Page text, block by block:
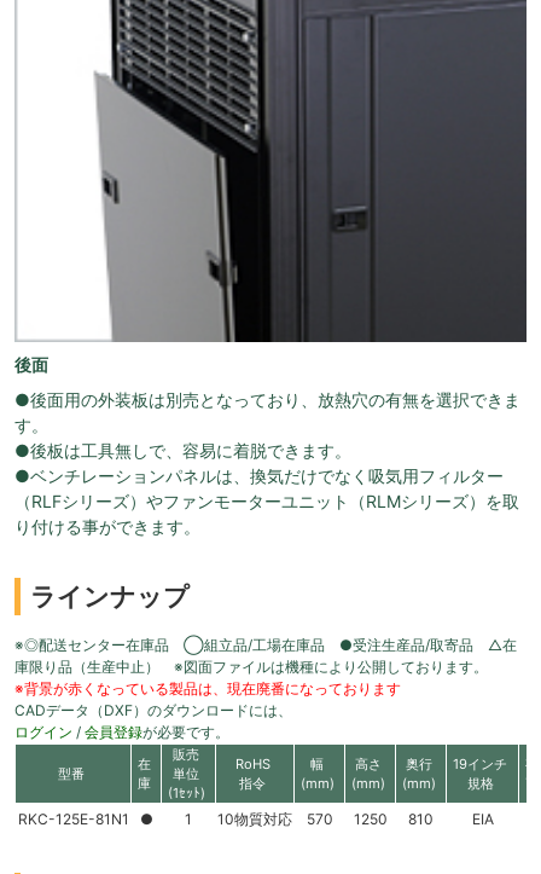
後面
●後面用の外装板は別売となっており、放熱穴の有無を選択できま
す。
●後板は工具無しで、容易に着脱できます。
●ベンチレーションパネルは、換気だけでなく吸気用フィルター
（RLFシリーズ）やファンモーターユニット（RLMシリーズ）を取
り付ける事ができます。
ラインナップ
※◎配送センター在庫品 ◯組立品/工場在庫品 ●受注生産品/取寄品 △在
庫限り品（生産中止） ※図面ファイルは機種により公開しております。
※背景が赤くなっている製品は、現在廃番になっております
CADデータ（DXF）のダウンロードには、
ログイン / 会員登録が必要です。
型番
在
庫
販売
単位
(1ｾｯﾄ)
RoHS
指令
幅
(mm)
高さ
(mm)
奥行
(mm)
19インチ
規格
有
高
RKC-125E-81N1 ● 1 10物質対応 570 1250 810 EIA